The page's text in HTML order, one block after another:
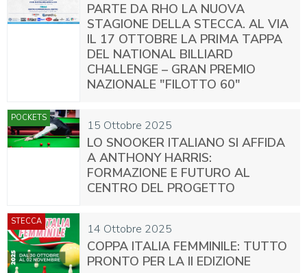
PARTE DA RHO LA NUOVA
STAGIONE DELLA STECCA. AL VIA
IL 17 OTTOBRE LA PRIMA TAPPA
DEL NATIONAL BILLIARD
CHALLENGE – GRAN PREMIO
NAZIONALE "FILOTTO 60"
15 Ottobre 2025
POCKETS
LO SNOOKER ITALIANO SI AFFIDA
A ANTHONY HARRIS:
FORMAZIONE E FUTURO AL
CENTRO DEL PROGETTO
14 Ottobre 2025
STECCA
COPPA ITALIA FEMMINILE: TUTTO
PRONTO PER LA II EDIZIONE